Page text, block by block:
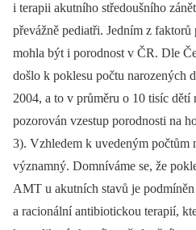
i terapii akutního středoušního
převážně pediatři. Jedním z
mohla být i porodnost v ČR. Dle
došlo k poklesu počtu narozených
2004, a to v průměru o 10 tisíc
pozorován vzestup porodnosti na
3). Vzhledem k uvedeným počtům
významný. Domníváme se, že
AMT u akutních stavů je
a racionální antibiotickou terapií,